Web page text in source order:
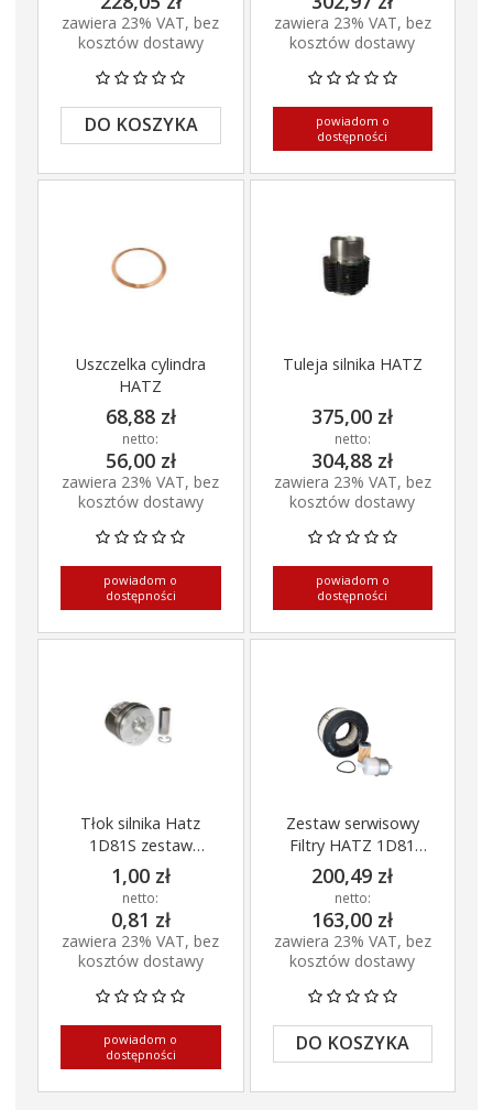
zawiera 23% VAT, bez
kosztów dostawy
DO KOSZYKA
zawiera 23% VAT, bez
kosztów dostawy
powiadom o
dostępności
Uszczelka cylindra
HATZ
68,88 zł
netto:
56,00 zł
zawiera 23% VAT, bez
kosztów dostawy
powiadom o
dostępności
Tuleja silnika HATZ
375,00 zł
netto:
304,88 zł
zawiera 23% VAT, bez
kosztów dostawy
powiadom o
dostępności
Tłok silnika Hatz
1D81S zestaw
kompletny
1,00 zł
netto:
0,81 zł
zawiera 23% VAT, bez
kosztów dostawy
powiadom o
dostępności
Zestaw serwisowy
Filtry HATZ 1D81
1D60 1D61
200,49 zł
netto:
163,00 zł
zawiera 23% VAT, bez
kosztów dostawy
DO KOSZYKA